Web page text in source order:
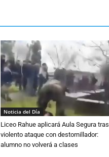
Noticia del Día
Liceo Rahue aplicará Aula Segura tras
violento ataque con destornillador:
alumno no volverá a clases